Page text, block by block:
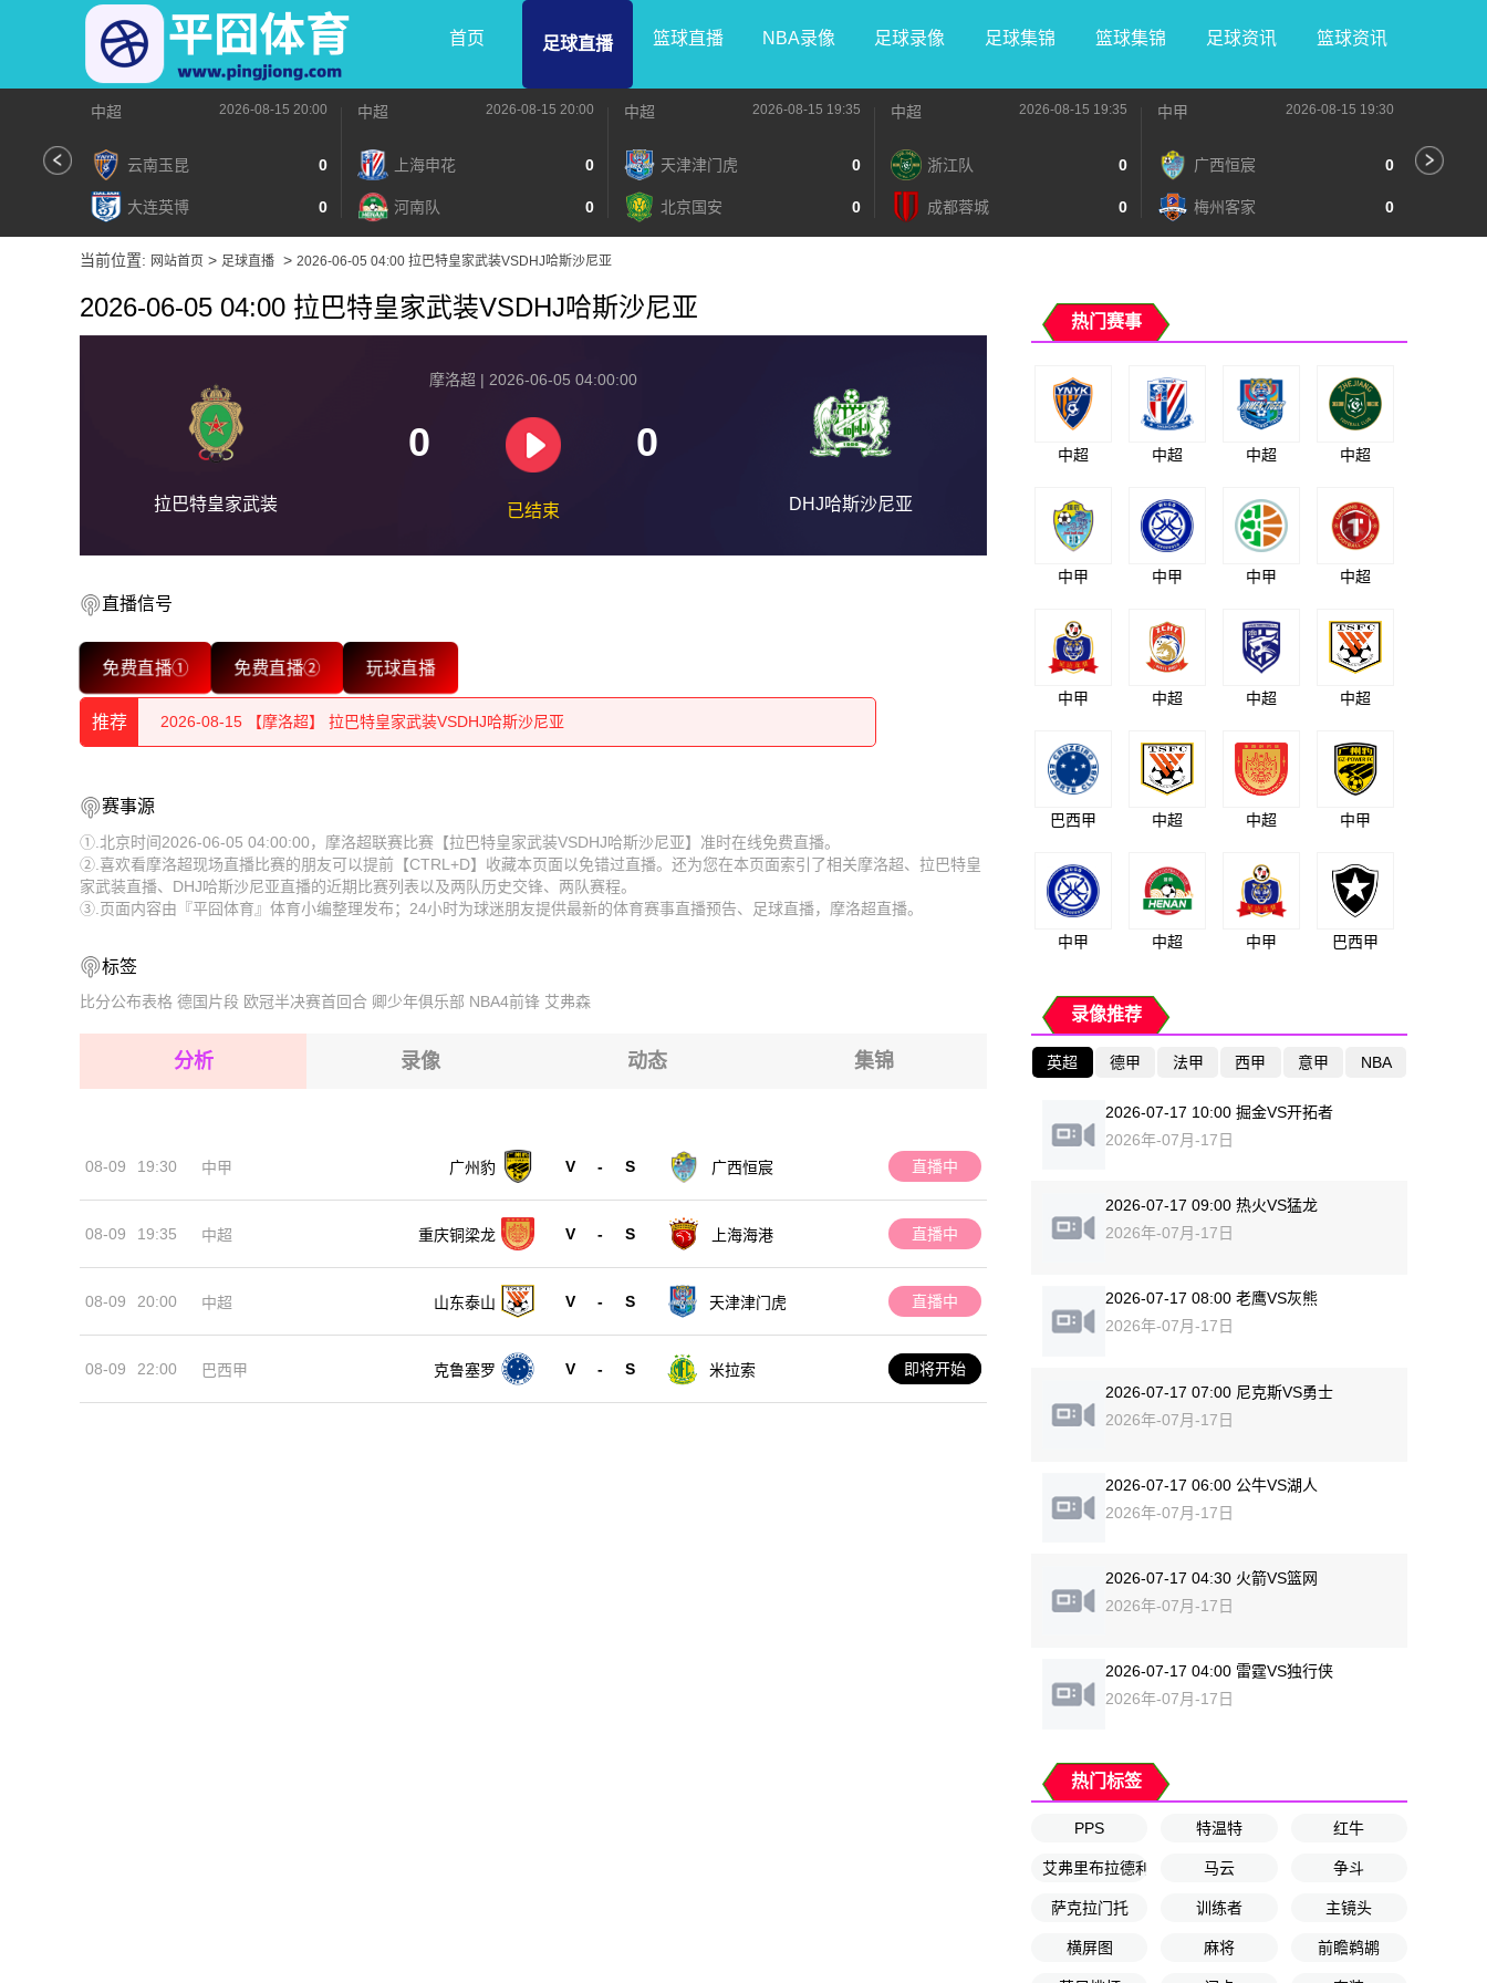
首页 足球直播 篮球直播 NBA录像 足球录像 足球集锦 篮球集锦 足球资讯 篮球资讯
中超 2026-08-15 20:00
云南玉昆 0
大连英博 0
中超 2026-08-15 20:00
上海申花 0
河南队 0
中超 2026-08-15 19:35
天津津门虎 0
北京国安 0
中超 2026-08-15 19:35
浙江队 0
成都蓉城 0
中甲 2026-08-15 19:30
广西恒宸 0
梅州客家 0
当前位置: 网站首页 > 足球直播 > 2026-06-05 04:00 拉巴特皇家武装VSDHJ哈斯沙尼亚
2026-06-05 04:00 拉巴特皇家武装VSDHJ哈斯沙尼亚
拉巴特皇家武装
摩洛超 | 2026-06-05 04:00:00
0 0
已结束 DHJ哈斯沙尼亚
直播信号
免费直播① 免费直播② 玩球直播
推荐
2026-08-15 【摩洛超】 拉巴特皇家武装VSDHJ哈斯沙尼亚
2026-08-15 【摩洛超】 拉巴特皇家武装VSDHJ哈斯沙尼亚
2026-08-15 【摩洛超】 拉巴特皇家武装VSDHJ哈斯沙尼亚
2026-08-15 【摩洛超】 拉巴特皇家武装VSDHJ哈斯沙尼亚
2026-08-15 【摩洛超】 拉巴特皇家武装VSDHJ哈斯沙尼亚
2026-08-14 【摩洛超】 拉巴特皇家武装VSDHJ哈斯沙尼亚
2026-08-15 【摩洛超】 拉巴特皇家武装VSDHJ哈斯沙尼亚
2026-08-15 【摩洛超】 拉巴特皇家武装VSDHJ哈斯沙尼亚
2026-08-15 【摩洛超】 拉巴特皇家武装VSDHJ哈斯沙尼亚
2026-08-15 【摩洛超】 拉巴特皇家武装VSDHJ哈斯沙尼亚
2026-08-15 【摩洛超】 拉巴特皇家武装VSDHJ哈斯沙尼亚
2026-08-14 【摩洛超】 拉巴特皇家武装VSDHJ哈斯沙尼亚
赛事源
①.北京时间2026-06-05 04:00:00，摩洛超联赛比赛【拉巴特皇家武装VSDHJ哈斯沙尼亚】准时在线免费直播。
②.喜欢看摩洛超现场直播比赛的朋友可以提前【CTRL+D】收藏本页面以免错过直播。还为您在本页面索引了相关摩洛超、拉巴特皇
家武装直播、DHJ哈斯沙尼亚直播的近期比赛列表以及两队历史交锋、两队赛程。
③.页面内容由『平囧体育』体育小编整理发布；24小时为球迷朋友提供最新的体育赛事直播预告、足球直播，摩洛超直播。
标签
比分公布表格 德国片段 欧冠半决赛首回合 卿少年俱乐部 NBA4前锋 艾弗森
分析 录像 动态 集锦
08-09 19:30 中甲 广州豹 V - S 广西恒宸 直播中
08-09 19:35 中超 重庆铜梁龙 V - S 上海海港 直播中
08-09 20:00 中超 山东泰山 V - S 天津津门虎 直播中
08-09 22:00 巴西甲 克鲁塞罗 V - S 米拉索 即将开始
热门赛事
中超 中超 中超 中超
中甲 中甲 中甲 中超
中甲 中超 中超 中超
巴西甲 中超 中超 中甲
中甲 中超 中甲 巴西甲
录像推荐
英超 德甲 法甲 西甲 意甲 NBA
2026-07-17 10:00 掘金VS开拓者
2026年-07月-17日
2026-07-17 09:00 热火VS猛龙
2026年-07月-17日
2026-07-17 08:00 老鹰VS灰熊
2026年-07月-17日
2026-07-17 07:00 尼克斯VS勇士
2026年-07月-17日
2026-07-17 06:00 公牛VS湖人
2026年-07月-17日
2026-07-17 04:30 火箭VS篮网
2026年-07月-17日
2026-07-17 04:00 雷霆VS独行侠
2026年-07月-17日
热门标签
PPS 特温特 红牛
艾弗里布拉德利 马云 争斗
萨克拉门托 训练者 主镜头
横屏图 麻将 前瞻鹈鹕